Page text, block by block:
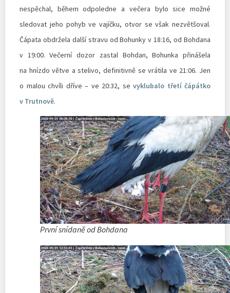
nespěchal, během odpoledne a večera bylo sice možné
sledovat jeho pohyb ve vajíčku, otvor se však nezvětšoval.
Čápata obdržela další stravu od Bohunky v 18:16, od Bohdana
v 19:00. Večerní dozor zastal Bohdan, Bohunka přinášela
na hnízdo větve a stelivo, definitivně se vrátila ve 21:06. Jen
o malou chvíli dříve – ve 20:32, se vyklubalo třetí čápátko
v Trutnově.
První snídaně od Bohdana